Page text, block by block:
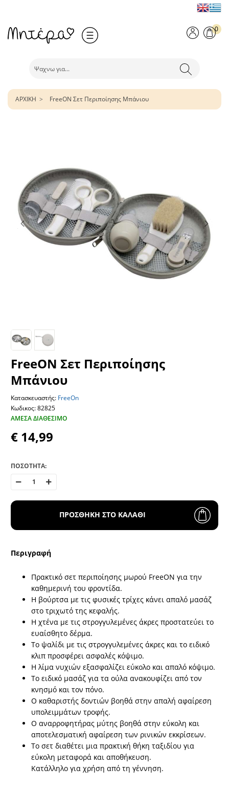
0
ΑΡΧΙΚΗ FreeON Σετ Περιποίησης Μπάνιου
FreeON Σετ Περιποίησης
Μπάνιου
Κατασκευαστής: FreeOn
Κωδικος: 82825
ΆΜΕΣΑ ΔΙΑΘΈΣΙΜΟ
€ 14,99
ΠΟΣΟΤΗΤΑ:
ΠΡΟΣΘΗΚΗ ΣΤΟ ΚΑΛΑΘΙ
Περιγραφή
Πρακτικό σετ περιποίησης μωρού FreeON για την
καθημερινή του φροντίδα.
Η βούρτσα με τις φυσικές τρίχες κάνει απαλό μασάζ
στο τριχωτό της κεφαλής.
Η χτένα με τις στρογγυλεμένες άκρες προστατεύει το
ευαίσθητο δέρμα.
Το ψαλίδι με τις στρογγυλεμένες άκρες και το ειδικό
κλιπ προσφέρει ασφαλές κόψιμο.
Η λίμα νυχιών εξασφαλίζει εύκολο και απαλό κόψιμο.
Το ειδικό μασάζ για τα ούλα ανακουφίζει από τον
κνησμό και τον πόνο.
Ο καθαριστής δοντιών βοηθά στην απαλή αφαίρεση
υπολειμμάτων τροφής.
Ο αναρροφητήρας μύτης βοηθά στην εύκολη και
αποτελεσματική αφαίρεση των ρινικών εκκρίσεων.
Το σετ διαθέτει μια πρακτική θήκη ταξιδίου για
εύκολη μεταφορά και αποθήκευση.
Κατάλληλο για χρήση από τη γέννηση.